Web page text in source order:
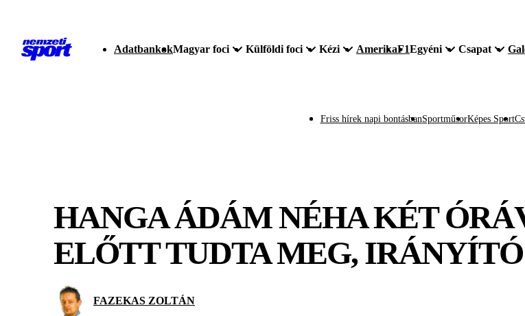
AdatbankokMagyar foci Külföldi foci Kézi AmerikaF1Egyéni Csapat
Friss hírek napi bontásbanSportműsorKépes Sport
HANGA ÁDÁM NÉHA KÉT
ELŐTT TUDTA MEG,
FAZEKAS ZOLTÁN